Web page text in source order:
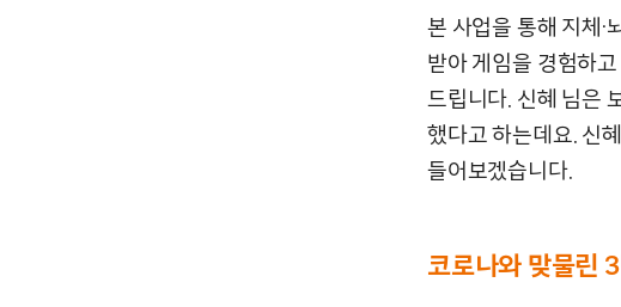
본 사업을 통해 지체·
받아 게임을 경험하
드립니다. 신혜 님은
했다고 하는데요. 신
들어보겠습니다.
코로나와 맞물린